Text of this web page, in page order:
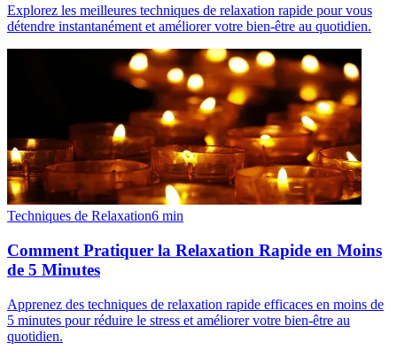
Explorez les meilleures techniques de relaxation rapide pour vous
détendre instantanément et améliorer votre bien-être au quotidien.
Techniques de Relaxation6 min
Comment Pratiquer la Relaxation Rapide en Moins
de 5 Minutes
Apprenez des techniques de relaxation rapide efficaces en moins de
5 minutes pour réduire le stress et améliorer votre bien-être au
quotidien.